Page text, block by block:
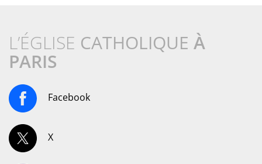
L’ÉGLISE CATHOLIQUE À
PARIS
Facebook
X